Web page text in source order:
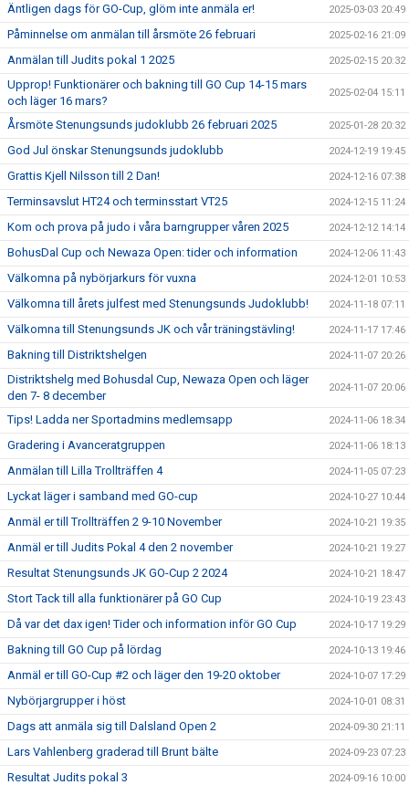
Äntligen dags för GO-Cup, glöm inte anmäla er! 2025-03-03 20:49
Påminnelse om anmälan till årsmöte 26 februari 2025-02-16 21:09
Anmälan till Judits pokal 1 2025 2025-02-15 20:32
Upprop! Funktionärer och bakning till GO Cup 14-15 mars
och läger 16 mars?
2025-02-04 15:11
Årsmöte Stenungsunds judoklubb 26 februari 2025 2025-01-28 20:32
God Jul önskar Stenungsunds judoklubb 2024-12-19 19:45
Grattis Kjell Nilsson till 2 Dan! 2024-12-16 07:38
Terminsavslut HT24 och terminsstart VT25 2024-12-15 11:24
Kom och prova på judo i våra barngrupper våren 2025 2024-12-12 14:14
BohusDal Cup och Newaza Open: tider och information 2024-12-06 11:43
Välkomna på nybörjarkurs för vuxna 2024-12-01 10:53
Välkomna till årets julfest med Stenungsunds Judoklubb! 2024-11-18 07:11
Välkomna till Stenungsunds JK och vår träningstävling! 2024-11-17 17:46
Bakning till Distriktshelgen 2024-11-07 20:26
Distriktshelg med Bohusdal Cup, Newaza Open och läger
den 7- 8 december
2024-11-07 20:06
Tips! Ladda ner Sportadmins medlemsapp 2024-11-06 18:34
Gradering i Avanceratgruppen 2024-11-06 18:13
Anmälan till Lilla Trollträffen 4 2024-11-05 07:23
Lyckat läger i samband med GO-cup 2024-10-27 10:44
Anmäl er till Trollträffen 2 9-10 November 2024-10-21 19:35
Anmäl er till Judits Pokal 4 den 2 november 2024-10-21 19:27
Resultat Stenungsunds JK GO-Cup 2 2024 2024-10-21 18:47
Stort Tack till alla funktionärer på GO Cup 2024-10-19 23:43
Då var det dax igen! Tider och information inför GO Cup 2024-10-17 19:29
Bakning till GO Cup på lördag 2024-10-13 19:46
Anmäl er till GO-Cup #2 och läger den 19-20 oktober 2024-10-07 17:29
Nybörjargrupper i höst 2024-10-01 08:31
Dags att anmäla sig till Dalsland Open 2 2024-09-30 21:11
Lars Vahlenberg graderad till Brunt bälte 2024-09-23 07:23
Resultat Judits pokal 3 2024-09-16 10:00